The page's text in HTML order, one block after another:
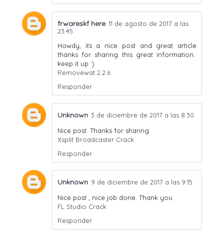
frwareskf here 11 de agosto de 2017 a las
23:45
Howdy, its a nice post and great article
thanks for sharing this great information..
keep it up :)
Removewat 2.2.6
Responder
Unknown 3 de diciembre de 2017 a las 8:30
Nice post. Thanks for sharing.
Xsplit Broadcaster Crack
Responder
Unknown 9 de diciembre de 2017 a las 9:15
Nice post , nice job done. Thank you.
FL Studio Crack
Responder